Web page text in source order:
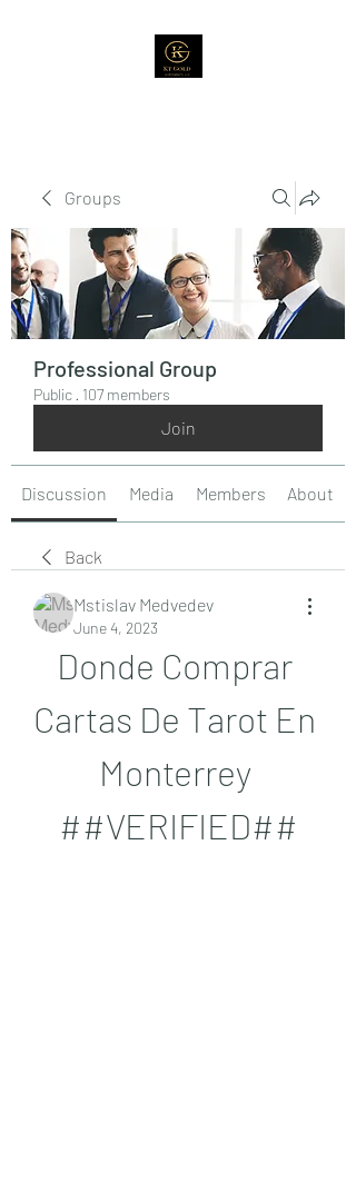
Groups
Professional Group
Public · 107 members
Join
Discussion Media Members About
Back
Mstislav Medvedev
June 4, 2023
Donde Comprar
Cartas De Tarot En
Monterrey
##VERIFIED##